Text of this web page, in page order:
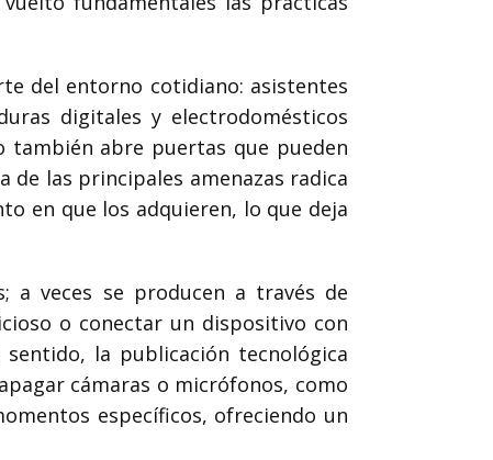
del entorno cotidiano: asistentes
digitales y electrodomésticos
también abre puertas que pueden
de las principales amenazas radica
en que los adquieren, lo que deja
a veces se producen a través de
o conectar un dispositivo con
la publicación tecnológica
cámaras o micrófonos, como
específicos, ofreciendo un